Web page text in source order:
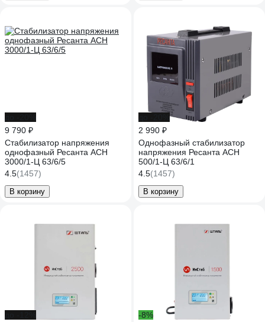
9 790 ₽
Стабилизатор напряжения
однофазный Ресанта АСН
3000/1-Ц 63/6/5
4.5(1457)
В корзину
2 990 ₽
Однофазный стабилизатор
напряжения Ресанта АСН
500/1-Ц 63/6/1
4.5(1457)
В корзину
-8%